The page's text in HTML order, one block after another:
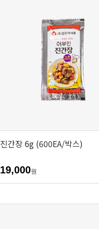
진간장 6g (600EA/박스)
19,000원